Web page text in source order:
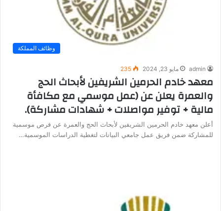
وظائف المملكة
admin مايو 23, 2024 235
معهد خادم الحرمين الشريفين لأبحاث الحج
والعمرة يعلن عن (عمل موسمي مع مكافأة
مالية + توفير مواصلات + شهادات مشاركة).
أعلن معهد خادم الحرمين الشريفين لأبحاث الحج والعمرة عن فرص موسمية
للمشاركة ضمن فريق عمل جامعي البيانات لتغطية الدراسات الموسمية…